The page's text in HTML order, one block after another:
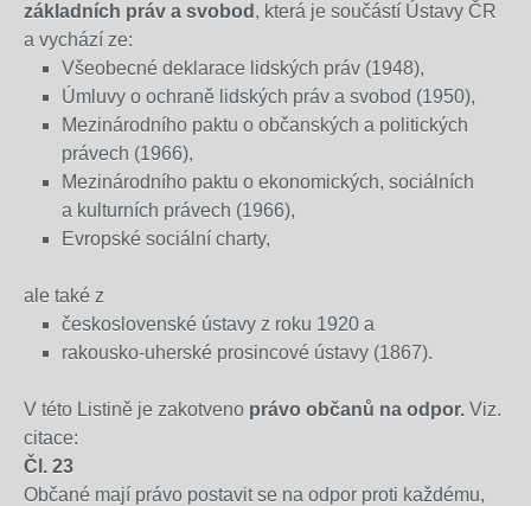
základních práv a svobod , která je součástí Ústavy ČR
a vychází ze:
Všeobecné deklarace lidských práv (1948),
Úmluvy o ochraně lidských práv a svobod (1950),
Mezinárodního paktu o občanských a politických
právech (1966),
Mezinárodního paktu o ekonomických, sociálních
a kulturních právech (1966),
Evropské sociální charty,
ale také z
československé ústavy z roku 1920 a
rakousko-uherské prosincové ústavy (1867).
V této Listině je zakotveno právo občanů na odpor. Viz.
citace:
Čl. 23
Občané mají právo postavit se na odpor proti každému,